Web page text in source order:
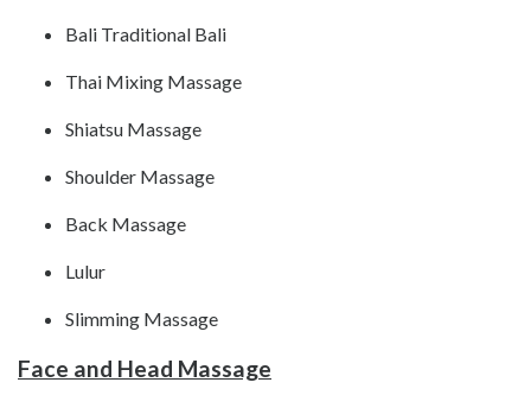
Bali Traditional Bali
Thai Mixing Massage
Shiatsu Massage
Shoulder Massage
Back Massage
Lulur
Slimming Massage
Face and Head Massage